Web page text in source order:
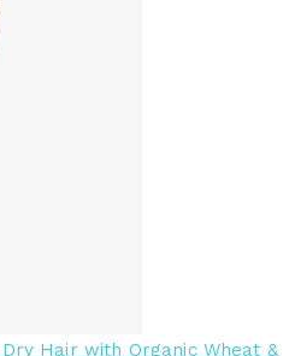
Hair with Organic Wheat &